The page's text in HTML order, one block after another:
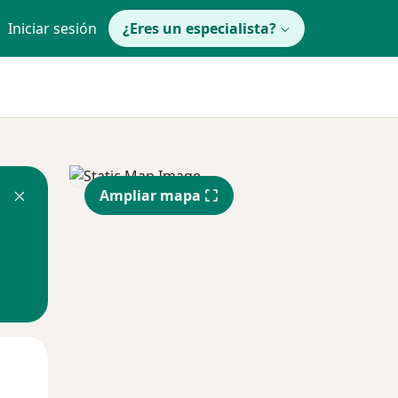
Iniciar sesión ¿Eres un especialista?
Ampliar mapa